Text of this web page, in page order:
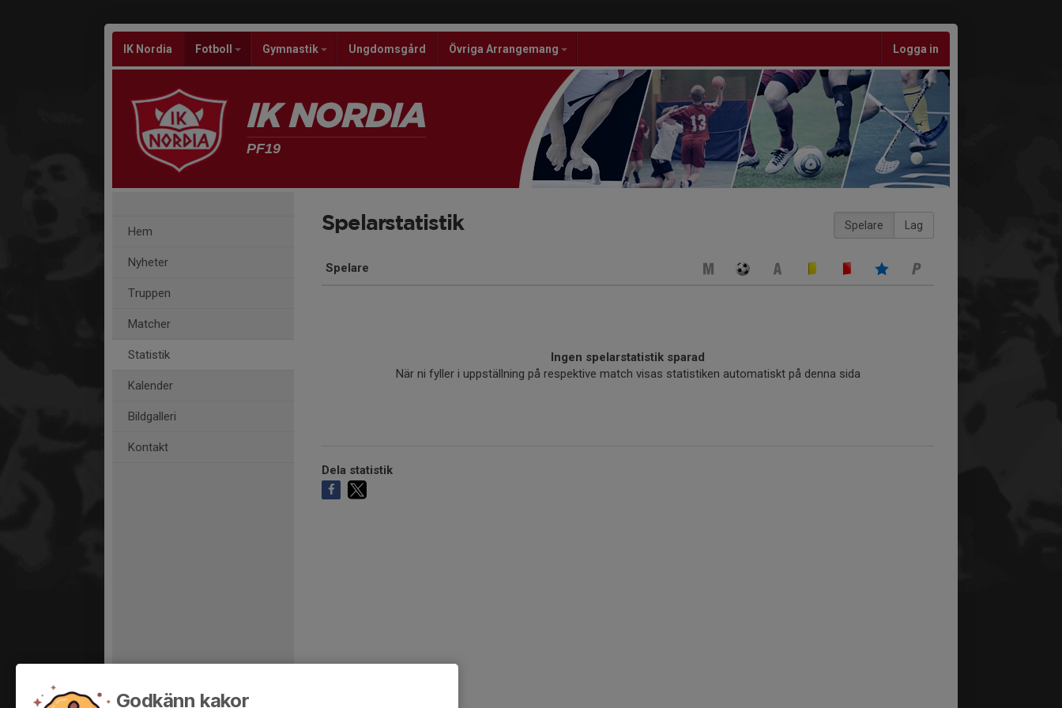
IK Nordia Fotboll Gymnastik Ungdomsgård Övriga Arrangemang Logga in
PF19
Hem
Nyheter
Truppen
Matcher
Statistik
Kalender
Bildgalleri
Kontakt
Spelare Lag
Spelarstatistik
Spelare
Ingen spelarstatistik sparad
När ni fyller i uppställning på respektive match visas statistiken automatiskt på denna sida
Dela statistik
Godkänn kakor